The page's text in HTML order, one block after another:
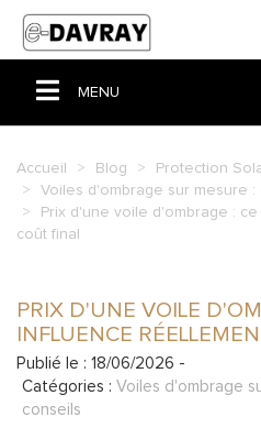
MENU
PERGOLA & TONNELLE
VOILE D'OMBRAGE
BÂCHE PVC
FERMETURE DE TERRASSE
COUSSIN ET RIDEAU
Accueil Blog
Protection
Voiles d'ombrage sur mesure
Prix d'une voile d'ombrage :
coût final
PRIX D'UNE VOILE
INFLUENCE
Publié le : 18/06/2026 -
Catégories : Voiles d'ombrage
conseils